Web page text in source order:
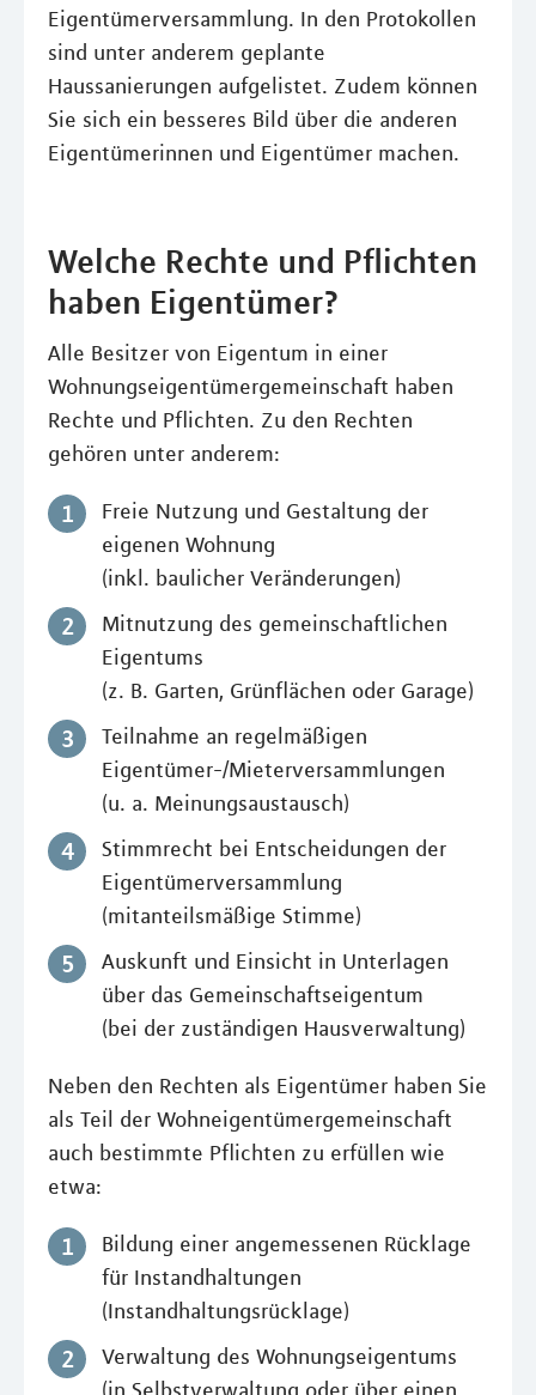
Eigentümerversammlung. In den Protokollen
sind unter anderem geplante
Haussanierungen aufgelistet. Zudem können
Sie sich ein besseres Bild über die anderen
Eigentümerinnen und Eigentümer machen.
Welche Rechte und Pflichten
haben Eigentümer?
Alle Besitzer von Eigentum in einer
Wohnungseigentümergemeinschaft haben
Rechte und Pflichten. Zu den Rechten
gehören unter anderem:
Freie Nutzung und Gestaltung der
eigenen Wohnung
(inkl. baulicher Veränderungen)
Mitnutzung des gemeinschaftlichen
Eigentums
(z. B. Garten, Grünflächen oder Garage)
Teilnahme an regelmäßigen
Eigentümer-/Mieterversammlungen
(u. a. Meinungsaustausch)
Stimmrecht bei Entscheidungen der
Eigentümerversammlung
(mitanteilsmäßige Stimme)
Auskunft und Einsicht in Unterlagen
über das Gemeinschaftseigentum
(bei der zuständigen Hausverwaltung)
Neben den Rechten als Eigentümer haben Sie
als Teil der Wohneigentümergemeinschaft
auch bestimmte Pflichten zu erfüllen wie
etwa:
Bildung einer angemessenen Rücklage
für Instandhaltungen
(Instandhaltungsrücklage)
Verwaltung des Wohnungseigentums